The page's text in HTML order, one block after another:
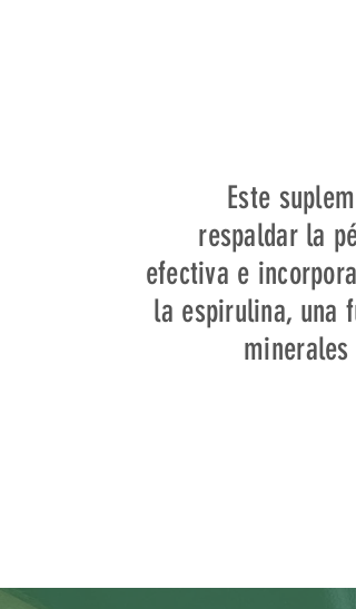
Este
respaldar la
efectiva e
la espirulina, una